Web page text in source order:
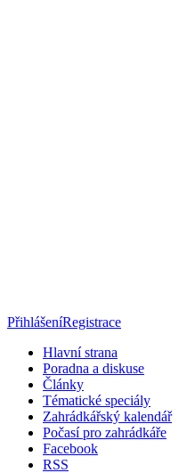
PřihlášeníRegistrace
Hlavní strana
Poradna a diskuse
Články
Tématické speciály
Zahrádkářský kalendář
Počasí pro zahrádkáře
Facebook
RSS